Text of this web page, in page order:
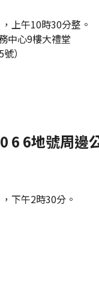
上午10時30分整。
中心9樓大禮堂
）
6 6地號周
下午2時30分。